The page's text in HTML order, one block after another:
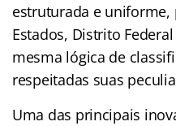
estruturada e
Estados, Distrito
mesma lógica de
respeitadas suas
Uma das principais